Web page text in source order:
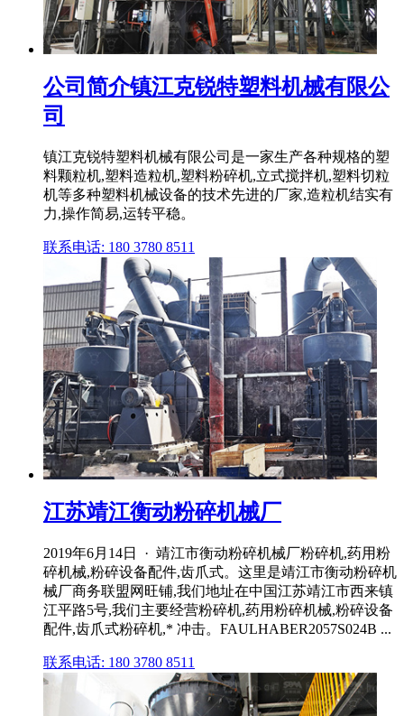
公司简介镇江克锐特塑料机械有限公
司
镇江克锐特塑料机械有限公司是一家生产各种规格的塑
料颗粒机,塑料造粒机,塑料粉碎机,立式搅拌机,塑料切粒
机等多种塑料机械设备的技术先进的厂家,造粒机结实有
力,操作简易,运转平稳。
联系电话: 180 3780 8511
江苏靖江衡动粉碎机械厂
2019年6月14日 · 靖江市衡动粉碎机械厂粉碎机,药用粉
碎机械,粉碎设备配件,齿爪式。这里是靖江市衡动粉碎机
械厂商务联盟网旺铺,我们地址在中国江苏靖江市西来镇
江平路5号,我们主要经营粉碎机,药用粉碎机械,粉碎设备
配件,齿爪式粉碎机,* 冲击。FAULHABER2057S024B ...
联系电话: 180 3780 8511